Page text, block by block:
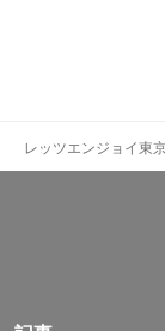
レッツエンジョイ東